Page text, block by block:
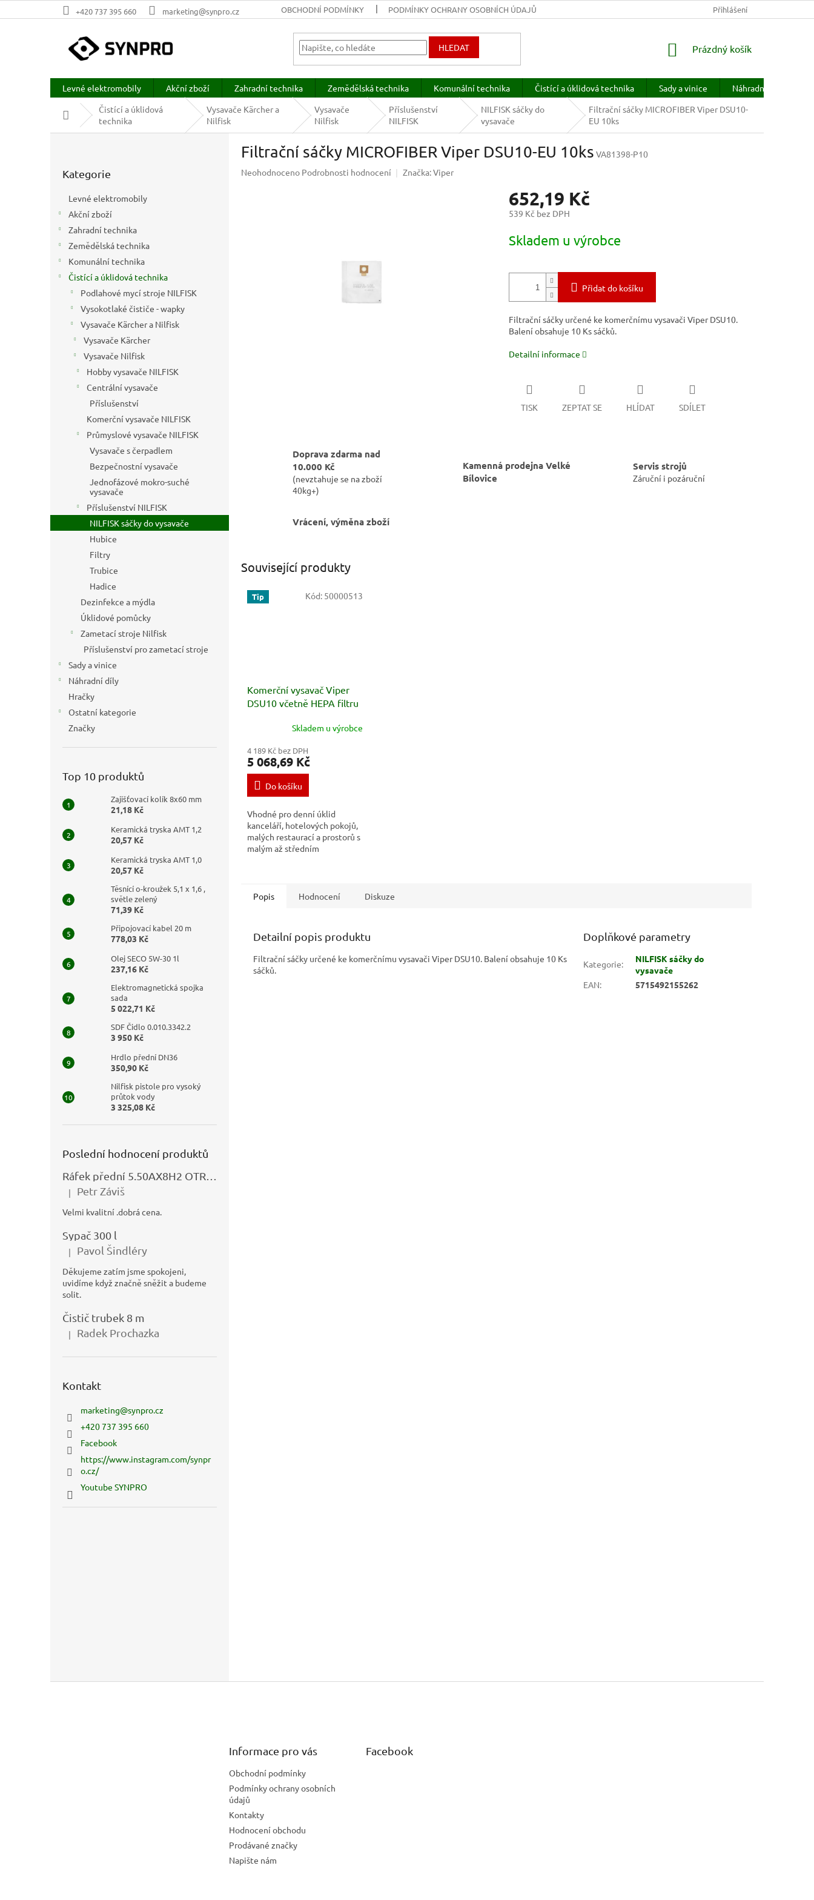
na
+420 737 395 660 marketing@synpro.cz OBCHODNÍ PODMÍNKY PODMÍNKY OCHRANY OSOBNÍCH ÚDAJŮ PRODÁVANÉ ZNAČKY
Přihlášení
HLEDAT
NÁKUPNÍ
Prázdný košík
Levné elektromobily Akční zboží Zahradní technika Zemědělská technika Komunální technika Čistící a úklidová technika Sady a vinice Náhradní díly
Domů
Čistící a úklidová
technika
Vysavače Kärcher a
Nilfisk
Vysavače
Nilfisk
Příslušenství
NILFISK
NILFISK sáčky do
vysavače
Filtrační sáčky MICROFIBER Viper DSU10-
EU 10ks
kategorie
Kategorie
Levné elektromobily
Akční zboží
Zahradní technika
Zemědělská technika
Komunální technika
Čistící a úklidová technika
Podlahové mycí stroje NILFISK
Vysokotlaké čističe - wapky
Vysavače Kärcher a Nilfisk
Vysavače Kärcher
Vysavače Nilfisk
Hobby vysavače NILFISK
Centrální vysavače
Příslušenství
Komerční vysavače NILFISK
Průmyslové vysavače NILFISK
Vysavače s čerpadlem
Bezpečnostní vysavače
Jednofázové mokro-suché
vysavače
Příslušenství NILFISK
NILFISK sáčky do vysavače
Hubice
Filtry
Trubice
Hadice
Dezinfekce a mýdla
Úklidové pomůcky
Zametací stroje Nilfisk
Příslušenství pro zametací stroje
Sady a vinice
Náhradní díly
Hračky
Ostatní kategorie
Značky
Top 10 produktů
Zajišťovací kolík 8x60 mm
21,18 Kč
Keramická tryska AMT 1,2
20,57 Kč
Keramická tryska AMT 1,0
20,57 Kč
Těsnící o-kroužek 5,1 x 1,6 ,
světle zelený
71,39 Kč
Připojovací kabel 20 m
778,03 Kč
Olej SECO 5W-30 1l
237,16 Kč
Elektromagnetická spojka
sada
5 022,71 Kč
SDF Čidlo 0.010.3342.2
3 950 Kč
Hrdlo přední DN36
350,90 Kč
Nilfisk pistole pro vysoký
průtok vody
3 325,08 Kč
Poslední hodnocení produktů
Hodnocení produktu je 5 z 5 hvězdiček.
| Petr Záviš
Velmi kvalitní .dobrá cena.
Sypač 300 l
Hodnocení produktu je 5 z 5 hvězdiček.
| Pavol Šindléry
Děkujeme zatím jsme spokojeni,
uvidíme když značně sněžit a budeme
solit.
Čistič trubek 8 m
Hodnocení produktu je 5 z 5 hvězdiček.
| Radek Prochazka
Kontakt
marketing@synpro.cz
+420 737 395 660
Facebook
https://www.instagram.com/synpr
o.cz/
Youtube SYNPRO
Filtrační sáčky MICROFIBER Viper DSU10-EU 10ks VA81398-P10
Průměrné
Neohodnoceno Podrobnosti hodnocení Značka:Viper
652,19 Kč
539 Kč bez DPH
cena:
Skladem u výrobce
Přidat do košíku
Filtrační sáčky určené ke komerčnímu vysavači Viper DSU10.
Balení obsahuje 10 Ks sáčků.
Detailní informace
TISK ZEPTAT SE HLÍDAT SDÍLET
Doprava zdarma nad
10.000 Kč
(nevztahuje se na zboží
40kg+)
Kamenná prodejna Velké
Bílovice
Servis strojů
Záruční i pozáruční
Vrácení, výměna zboží
Související produkty
Tip
Komerční vysavač Viper
DSU10 včetně HEPA filtru
Skladem u výrobce
4 189 Kč bez DPH
5 068,69 Kč
Do košíku
Vhodné pro denní úklid
kanceláří, hotelových pokojů,
malých restaurací a prostorů s
malým až středním
Kód: 50000513
Popis Hodnocení Diskuze
Detailní popis produktu
Filtrační sáčky určené ke komerčnímu vysavači Viper DSU10. Balení obsahuje 10 Ks
sáčků.
Doplňkové parametry
Kategorie:
NILFISK sáčky do
vysavače
EAN: 5715492155262
Informace pro vás
Obchodní podmínky
Podmínky ochrany osobních
údajů
Kontakty
Hodnocení obchodu
Prodávané značky
Napište nám
Facebook